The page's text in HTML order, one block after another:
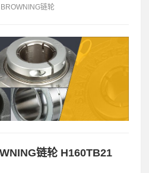
BROWNING链轮
链轮 H160TB21